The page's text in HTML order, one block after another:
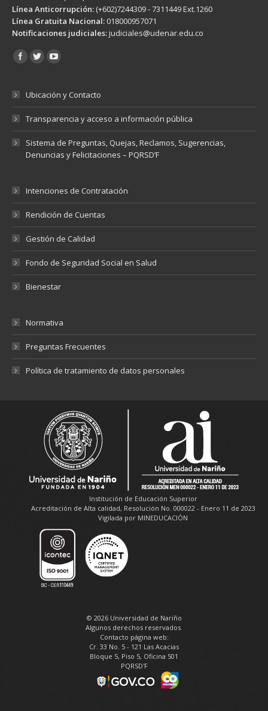
Línea Anticorrupción: (+602)7244309 - 7311449 Ext.1260
Línea Gratuita Nacional: 018000957071
Notificaciones judiciales:judiciales@udenar.edu.co
Encuéntranos en:
Ubicación y Contacto
Transparencia y acceso a información pública
Sistema de Preguntas, Quejas, Reclamos, Sugerencias,
Denuncias y Felicitaciones – PQRSD’F
Intenciones de Contratación
Rendición de Cuentas
Gestión de Calidad
Fondo de Seguridad Social en Salud
Bienestar
Normativa
Preguntas Frecuentes
Política de tratamiento de datos personales
Institución de Educación Superior
Acreditación de Alta calidad, Resolución No. 000022 - Enero 11 de 2023
Vigilada por MINEDUCACIÓN
© 2026 Universidad de Nariño
Algunos derechos reservados.
Contacto página web:
Cr. 33 No. 5 - 121 Las Acacias
Bloque 5, Piso 5, Oficina 501
PQRSD'F